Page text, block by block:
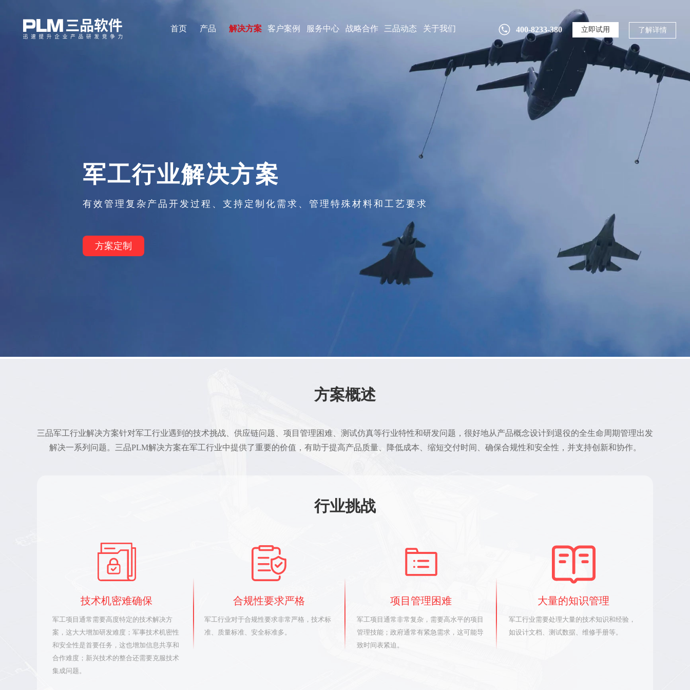
首页 产品 解决方案 客户案例 服务中心 战略合作 三品动态 关于我们 400-8233-380 立即试用 了解详情
军工行业解决方案
有效管理复杂产品开发过程、支持定制化需求、管理特殊材料和工艺要求
方案定制
方案概述
三品军工行业解决方案针对军工行业遇到的技术挑战、供应链问题、项目管理困难、测试仿真等行业特性和研发问题，很好地从产品概念设计到退役的全生命周期管理出发
解决一系列问题。三品PLM解决方案在军工行业中提供了重要的价值，有助于提高产品质量、降低成本、缩短交付时间、确保合规性和安全性，并支持创新和协作。
行业挑战
技术机密难确保
军工项目通常需要高度特定的技术解决方
案，这大大增加研发难度；军事技术机密性
和安全性是首要任务，这也增加信息共享和
合作难度；新兴技术的整合还需要克服技术
集成问题。
合规性要求严格
军工行业对于合规性要求非常严格，技术标
准、质量标准、安全标准多。
项目管理困难
军工项目通常非常复杂，需要高水平的项目
管理技能；政府通常有紧急需求，这可能导
致时间表紧迫。
大量的知识管理
军工行业需要处理大量的技术知识和经验，
如设计文档、测试数据、维修手册等。